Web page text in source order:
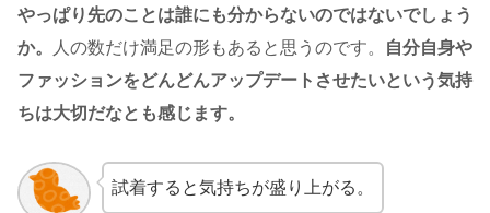
やっぱり先のことは誰にも分からないのではないでしょう
か。
人の数だけ満足の形もあると思うのです。
自分自身や
ファッションをどんどんアップデートさせたいという気持
ちは大切だなとも感じます。
試着すると気持ちが盛り上がる。